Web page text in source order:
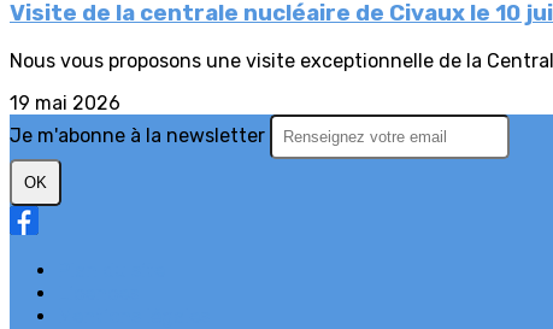
Visite de la centrale nucléaire de Civaux le 10
Nous vous proposons une visite exceptionnelle de la
19 mai 2026
Je m'abonne à la newsletter
OK